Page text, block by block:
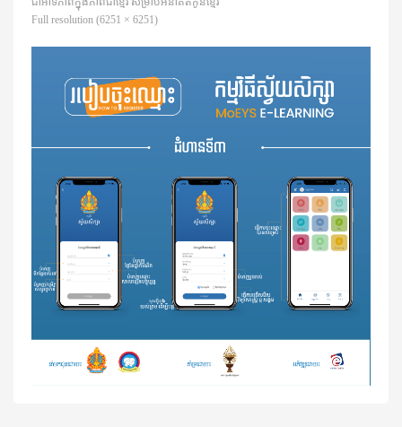
Full resolution (6251 × 6251)